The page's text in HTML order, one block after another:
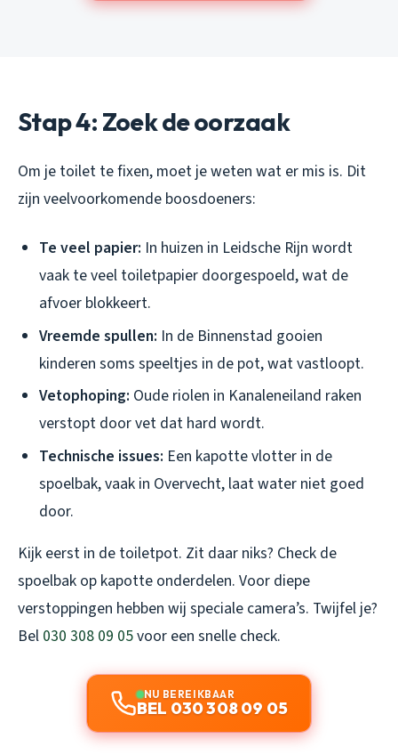
Stap 4: Zoek de oorzaak
Om je toilet te fixen, moet je weten wat er mis is. Dit
zijn veelvoorkomende boosdoeners:
Te veel papier: In huizen in Leidsche Rijn wordt
vaak te veel toiletpapier doorgespoeld, wat de
afvoer blokkeert.
Vreemde spullen: In de Binnenstad gooien
kinderen soms speeltjes in de pot, wat vastloopt.
Vetophoping: Oude riolen in Kanaleneiland raken
verstopt door vet dat hard wordt.
Technische issues: Een kapotte vlotter in de
spoelbak, vaak in Overvecht, laat water niet goed
door.
Kijk eerst in de toiletpot. Zit daar niks? Check de
spoelbak op kapotte onderdelen. Voor diepe
verstoppingen hebben wij speciale camera’s. Twijfel je?
Bel 030 308 09 05voor een snelle check.
NU BEREIKBAAR
BEL 030 308 09 05